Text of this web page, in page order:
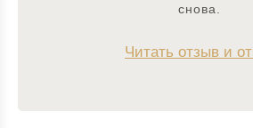
снова.
Читать отзыв и